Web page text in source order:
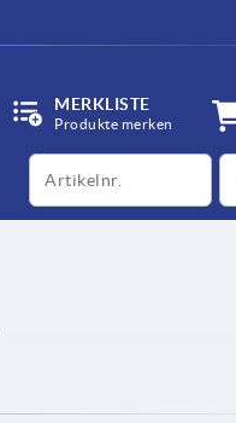
MERKLISTE
Produkte merken
productCode qty